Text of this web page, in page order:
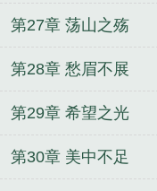
第27章 荡山之殇
第28章 愁眉不展
第29章 希望之光
第30章 美中不足